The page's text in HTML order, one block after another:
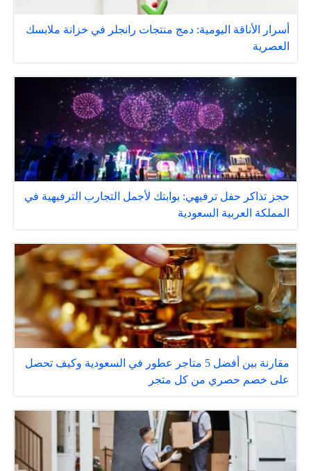
أسرار الأناقة اليومية: دمج منتجات رانجلر في خزانة ملابسك
العصرية
حجز تذاكر حفل ترفيهي: بوابتك لأجمل التجارب الترفيهية في
المملكة العربية السعودية
مقارنة بين أفضل 5 متاجر عطور في السعودية وكيف تحصل
على خصم حصري من كل متجر